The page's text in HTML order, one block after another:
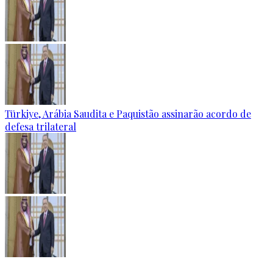
Türkiye, Arábia Saudita e Paquistão assinarão acordo de
defesa trilateral